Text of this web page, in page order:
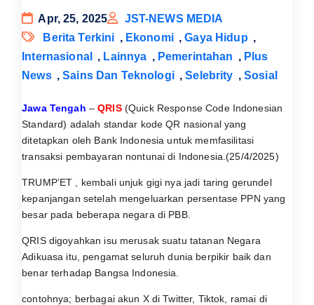
Apr, 25, 2025
JST-NEWS MEDIA
Berita Terkini , Ekonomi ,Gaya Hidup ,
Internasional
, Lainnya , Pemerintahan , Plus
News ,Sains Dan Teknologi ,Selebrity , Sosial
Jawa Tengah –QRIS(Quick Response Code Indonesian
Standard) adalah standar kode QR nasional yang
ditetapkan oleh Bank Indonesia untuk memfasilitasi
transaksi pembayaran nontunai di Indonesia.(25/4/2025)
TRUMP’ET , kembali unjuk gigi nya jadi taring gerundel
kepanjangan setelah mengeluarkan persentase PPN yang
besar pada beberapa negara di PBB.
QRIS digoyahkan isu merusak suatu tatanan Negara
Adikuasa itu, pengamat seluruh dunia berpikir baik dan
benar terhadap Bangsa Indonesia.
contohnya; berbagai akun X di Twitter, Tiktok, ramai di